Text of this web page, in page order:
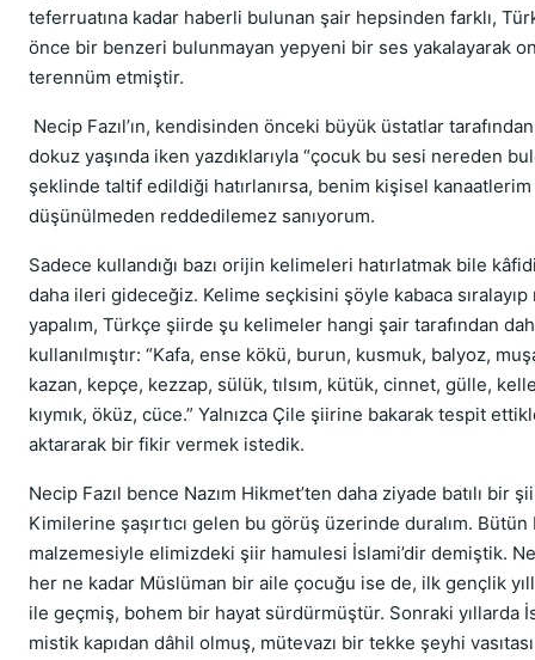
teferruatına kadar haberli bulunan şair hepsinden farklı,
önce bir benzeri bulunmayan yepyeni bir ses yakalayarak
terennüm etmiştir.
Necip Fazıl’ın, kendisinden önceki büyük üstatlar
dokuz yaşında iken yazdıklarıyla “çocuk bu sesi nereden
şeklinde taltif edildiği hatırlanırsa, benim kişisel
düşünülmeden reddedilemez sanıyorum.
Sadece kullandığı bazı orijin kelimeleri hatırlatmak bile
daha ileri gideceğiz. Kelime seçkisini şöyle kabaca sıralayıp
yapalım, Türkçe şiirde şu kelimeler hangi şair tarafından
kullanılmıştır: “Kafa, ense kökü, burun, kusmuk, balyoz,
kazan, kepçe, kezzap, sülük, tılsım, kütük, cinnet, gülle,
kıymık, öküz, cüce.” Yalnızca Çile şiirine bakarak tespit
aktararak bir fikir vermek istedik.
Necip Fazıl bence Nazım Hikmet’ten daha ziyade batılı bir
Kimilerine şaşırtıcı gelen bu görüş üzerinde duralım. Bütün
malzemesiyle elimizdeki şiir hamulesi İslami’dir demiştik.
her ne kadar Müslüman bir aile çocuğu ise de, ilk gençlik
ile geçmiş, bohem bir hayat sürdürmüştür. Sonraki yıllarda
mistik kapıdan dâhil olmuş, mütevazı bir tekke şeyhi